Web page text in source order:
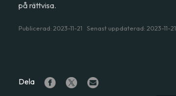
på rättvisa.
Publicerad: 2023-11-21 Senast uppdaterad: 2023-11-21
Dela